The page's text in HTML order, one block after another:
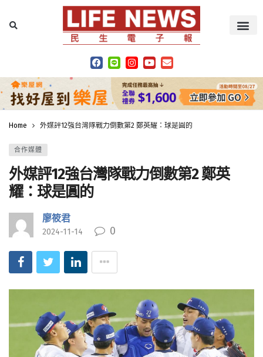
Home 外媒評12強台灣隊戰力倒數第2 鄭英耀：球是圓的
合作媒體
外媒評12強台灣隊戰力倒數第2 鄭英
耀：球是圓的
廖筱君
2024-11-14 0